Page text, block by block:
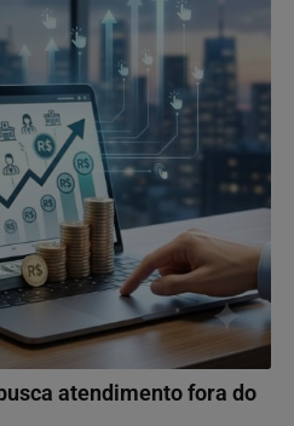
atendimento fora do